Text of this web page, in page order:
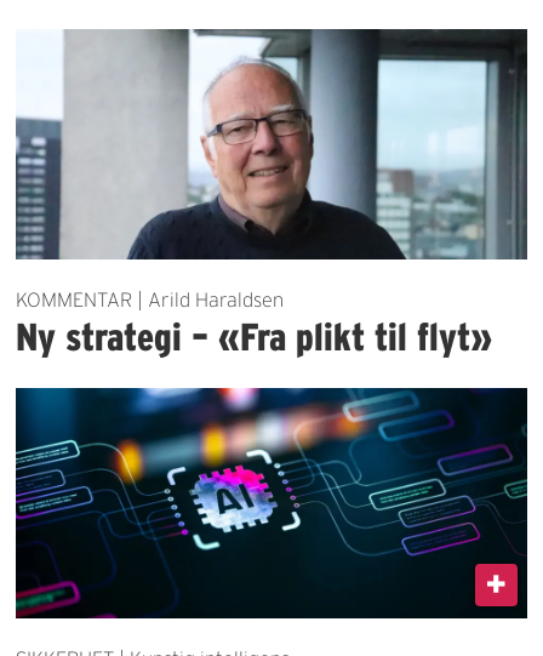
KOMMENTAR | Arild Haraldsen
Ny strategi – «Fra plikt til flyt»